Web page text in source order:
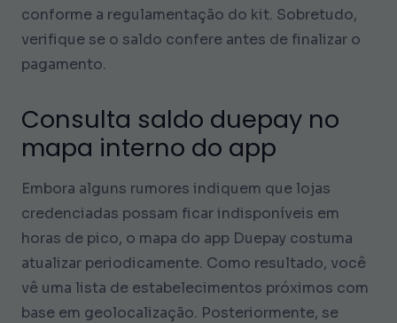
conforme a regulamentação do kit. Sobretudo,
verifique se o saldo confere antes de finalizar o
pagamento.
Consulta saldo duepay no
mapa interno do app
Embora alguns rumores indiquem que lojas
credenciadas possam ficar indisponíveis em
horas de pico, o mapa do app Duepay costuma
atualizar periodicamente. Como resultado, você
vê uma lista de estabelecimentos próximos com
base em geolocalização. Posteriormente, se